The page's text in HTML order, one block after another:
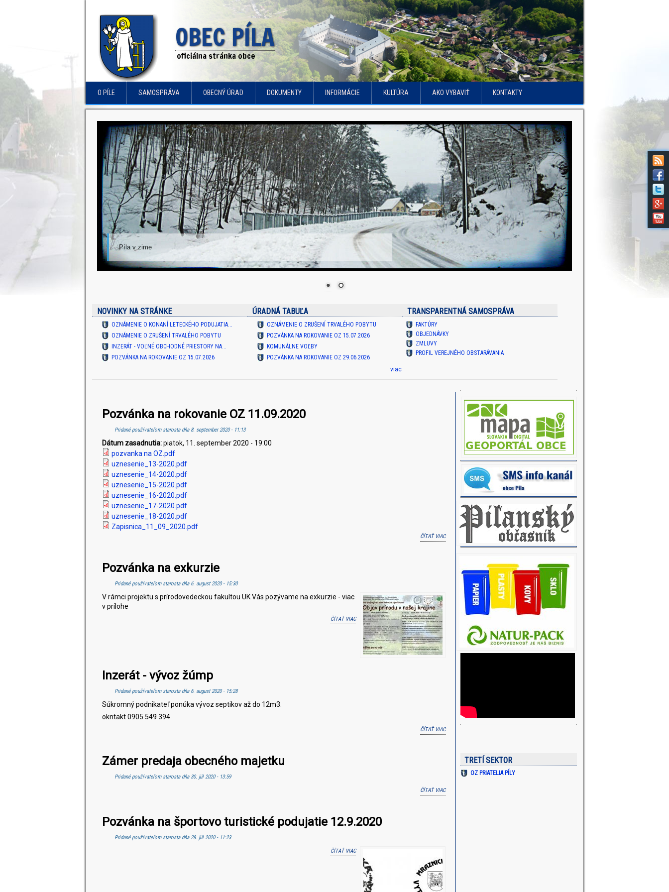
OBEC PÍLA
oficiálna stránka obce
O PÍLE SAMOSPRÁVA OBECNÝ ÚRAD DOKUMENTY INFORMÁCIE KULTÚRA AKO VYBAVIŤ KONTAKTY
Píla v zime
NOVINKY NA STRÁNKE
OZNÁMENIE O KONANÍ LETECKÉHO PODUJATIA...
OZNÁMENIE O ZRUŠENÍ TRVALÉHO POBYTU
INZERÁT - VOĽNÉ OBCHODNÉ PRIESTORY NA...
POZVÁNKA NA ROKOVANIE OZ 15.07.2026
ÚRADNÁ TABUĽA
OZNÁMENIE O ZRUŠENÍ TRVALÉHO POBYTU
POZVÁNKA NA ROKOVANIE OZ 15.07.2026
KOMUNÁLNE VOĽBY
POZVÁNKA NA ROKOVANIE OZ 29.06.2026
viac
TRANSPARENTNÁ SAMOSPRÁVA
FAKTÚRY
OBJEDNÁVKY
ZMLUVY
PROFIL VEREJNÉHO OBSTARÁVANIA
Pozvánka na rokovanie OZ 11.09.2020
Pridané používateľom starostadňa 8. september 2020 - 11:13
Dátum zasadnutia:piatok, 11. september 2020 - 19:00
pozvanka na OZ.pdf
uznesenie_13-2020.pdf
uznesenie_14-2020.pdf
uznesenie_15-2020.pdf
uznesenie_16-2020.pdf
uznesenie_17-2020.pdf
uznesenie_18-2020.pdf
Zapisnica_11_09_2020.pdf
ČÍTAŤ VIACO POZVÁNKA NA ROKOVANIE OZ 11.09.2020
Pozvánka na exkurzie
Pridané používateľom starostadňa 6. august 2020 - 15:30
V rámci projektu s prírodovedeckou fakultou UK Vás pozývame na exkurzie - viac
v prílohe
ČÍTAŤ VIACO POZVÁNKA NA EXKURZIE
Inzerát - vývoz žúmp
Pridané používateľom starostadňa 6. august 2020 - 15:28
Súkromný podnikateľ ponúka vývoz septikov až do 12m3.
okntakt 0905 549 394
ČÍTAŤ VIACO INZERÁT - VÝVOZ ŽÚMP
Zámer predaja obecného majetku
Pridané používateľom starostadňa 30. júl 2020 - 13:59
ČÍTAŤ VIACO ZÁMER PREDAJA OBECNÉHO MAJETKU
Pozvánka na športovo turistické podujatie 12.9.2020
Pridané používateľom starostadňa 28. júl 2020 - 11:23
ČÍTAŤ VIACO POZVÁNKA NA ŠPORTOVO TURISTICKÉ PODUJATIE 12.9.2020
TRETÍ SEKTOR
OZ PRIATELIA PÍLY